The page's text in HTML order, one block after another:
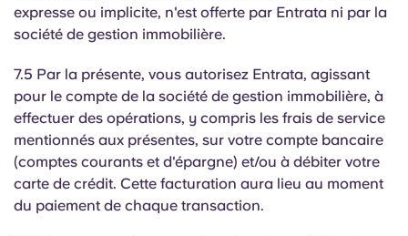
expresse ou implicite, n'est offerte par Entrata ni par la
société de gestion immobilière.
7.5 Par la présente, vous autorisez Entrata, agissant
pour le compte de la société de gestion immobilière, à
effectuer des opérations, y compris les frais de service
mentionnés aux présentes, sur votre compte bancaire
(comptes courants et d'épargne) et/ou à débiter votre
carte de crédit. Cette facturation aura lieu au moment
du paiement de chaque transaction.